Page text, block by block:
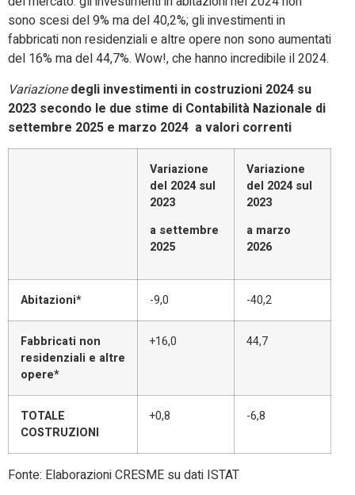
sono scesi del 9% ma del 40,2%; gli investimenti in
fabbricati non residenziali e altre opere non sono aumentati
del 16% ma del 44,7%. Wow!, che hanno incredibile il 2024.
Variazionedegli investimenti in costruzioni 2024 su
2023 secondo le due stime di Contabilità Nazionale di
settembre 2025 e marzo 2024 a valori correnti
Variazione
del 2024 sul
2023
a settembre
2025
Variazione
del 2024 sul
2023
a marzo
2026
Abitazioni* -9,0 -40,2
Fabbricati non
residenziali e altre
opere*
+16,0 44,7
TOTALE
COSTRUZIONI
+0,8 -6,8
Fonte: Elaborazioni CRESME su dati ISTAT